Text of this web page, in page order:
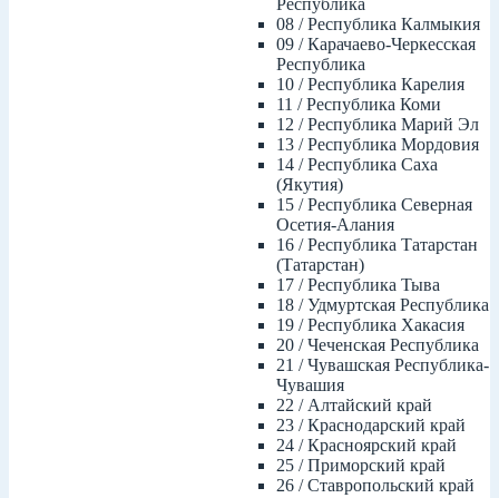
Республика
08 / Республика Калмыкия
09 / Карачаево-Черкесская
Республика
10 / Республика Карелия
11 / Республика Коми
12 / Республика Марий Эл
13 / Республика Мордовия
14 / Республика Саха
(Якутия)
15 / Республика Северная
Осетия-Алания
16 / Республика Татарстан
(Татарстан)
17 / Республика Тыва
18 / Удмуртская Республика
19 / Республика Хакасия
20 / Чеченская Республика
21 / Чувашская Республика-
Чувашия
22 / Алтайский край
23 / Краснодарский край
24 / Красноярский край
25 / Приморский край
26 / Ставропольский край